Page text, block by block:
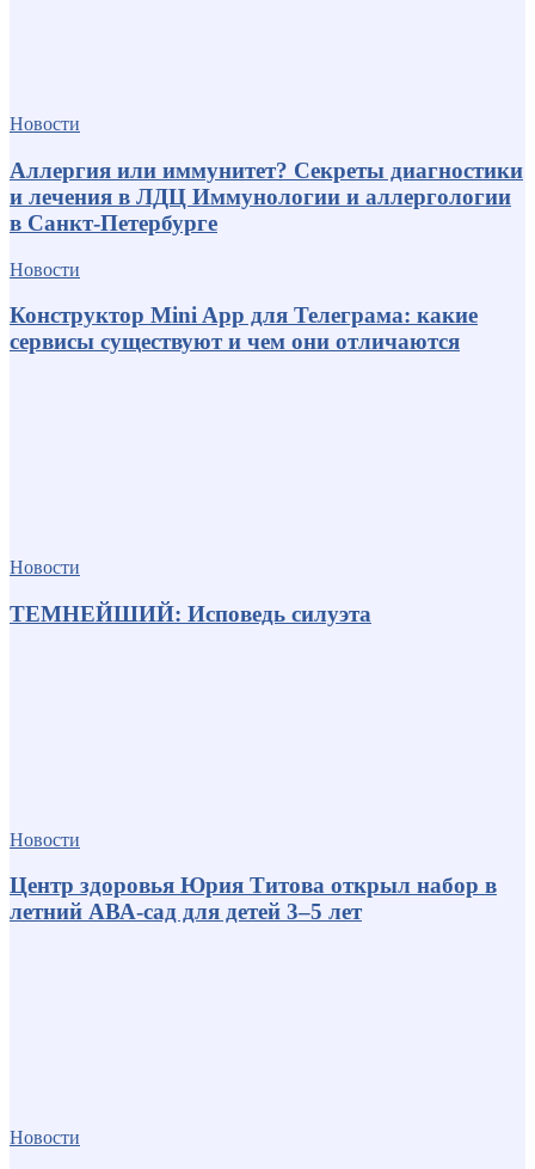
Новости
Аллергия или иммунитет? Секреты диагностики
и лечения в ЛДЦ Иммунологии и аллергологии
в Санкт-Петербурге
Новости
Конструктор Mini App для Телеграма: какие
сервисы существуют и чем они отличаются
Новости
ТЕМНЕЙШИЙ: Исповедь силуэта
Новости
Центр здоровья Юрия Титова открыл набор в
летний АВА-сад для детей 3–5 лет
Новости